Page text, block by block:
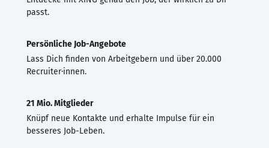
passt.
Persönliche Job-Angebote
Lass Dich finden von Arbeitgebern und über 20.000
Recruiter·innen.
21 Mio. Mitglieder
Knüpf neue Kontakte und erhalte Impulse für ein
besseres Job-Leben.